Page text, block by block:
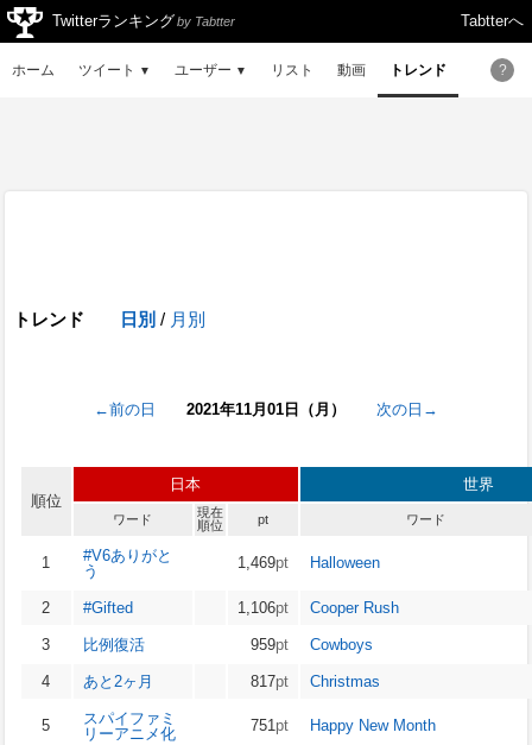
Tabtterへ
Twitterランキングby Tabtter
ホーム ツイート ▼ ユーザー ▼ リスト 動画 トレンド ?
トレンド 日別 / 月別
←前の日 2021年11月01日（月） 次の日→
順位
日本 世界
ワード
現在
順位
pt ワード
1
#V6ありがと
う
1,469pt Halloween
2 #Gifted 1,106pt Cooper Rush
3 比例復活 959pt Cowboys
4 あと2ヶ月 817pt Christmas
5
スパイファミ
リーアニメ化
751pt Happy New Month